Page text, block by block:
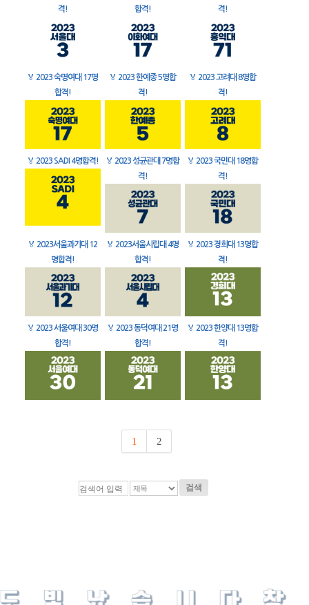
격!
합격!
격!
🏅 2023 숙명여대 17명
합격!
🏅 2023 한예종 5명합
격!
🏅 2023 고려대 8명합
격!
🏅 2023 SADI 4명합격! 🏅 2023 성균관대 7명합
격!
🏅 2023 국민대 18명합
격!
🏅 2023서울과기대 12
명합격!
🏅 2023서울시립대 4명
합격!
🏅 2023 경희대 13명합
격!
🏅 2023 서울여대 30명
합격!
🏅 2023 동덕여대 21명
합격!
🏅 2023 한양대 13명합
격!
1 2
검색